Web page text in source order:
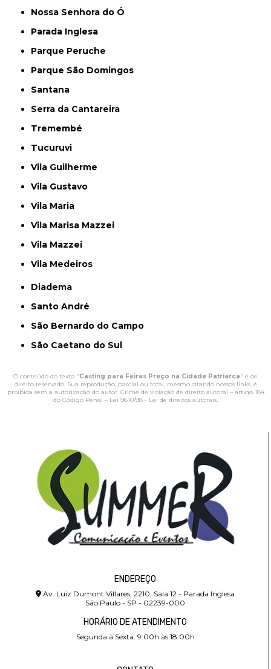
Nossa Senhora do Ó
Parada Inglesa
Parque Peruche
Parque São Domingos
Santana
Serra da Cantareira
Tremembé
Tucuruvi
Vila Guilherme
Vila Gustavo
Vila Maria
Vila Marisa Mazzei
Vila Mazzei
Vila Medeiros
Diadema
Santo André
São Bernardo do Campo
São Caetano do Sul
O conteúdo do texto "Casting para Feiras Preço na Cidade Patriarca" é de
direito reservado. Sua reprodução, parcial ou total, mesmo citando nossos links, é
proibida sem a autorização do autor. Crime de violação de direito autoral – artigo 184
do Código Penal – Lei 9610/98 - Lei de direitos autorais.
ENDEREÇO
Av. Luiz Dumont Villares, 2210, Sala 12 - Parada Inglesa
São Paulo - SP - 02239-000
HORÁRIO DE ATENDIMENTO
Segunda à Sexta: 9:00h às 18:00h